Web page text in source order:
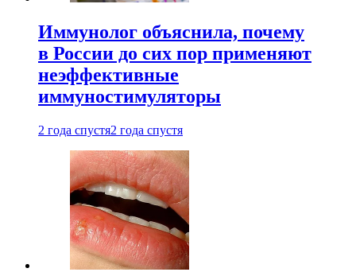
Иммунолог объяснила, почему
в России до сих пор применяют
неэффективные
иммуностимуляторы
2 года спустя2 года спустя